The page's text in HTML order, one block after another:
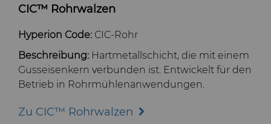
Allgemeine
CIC™ Rohrwalzen
Hyperion Code: CIC-Rohr
Beschreibung: Hartmetallschicht, die mit einem
Gusseisenkern verbunden ist. Entwickelt für den
Betrieb in Rohrmühlenanwendungen.
Zu CIC™ Rohrwalzen